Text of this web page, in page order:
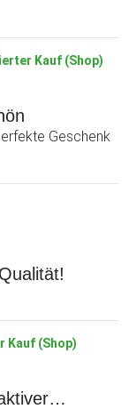
Kauf (Shop)
Geschenk
Kauf (Shop)